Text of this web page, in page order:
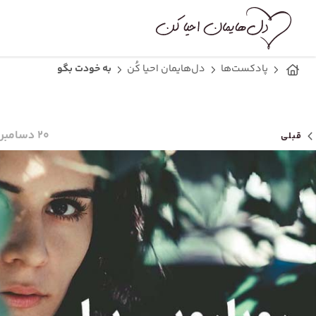
پادکست‌ها دل‌هایمان احیا کُن به خودت بگو
قبلی ۲۰ دسامبر ۲۰۲۱